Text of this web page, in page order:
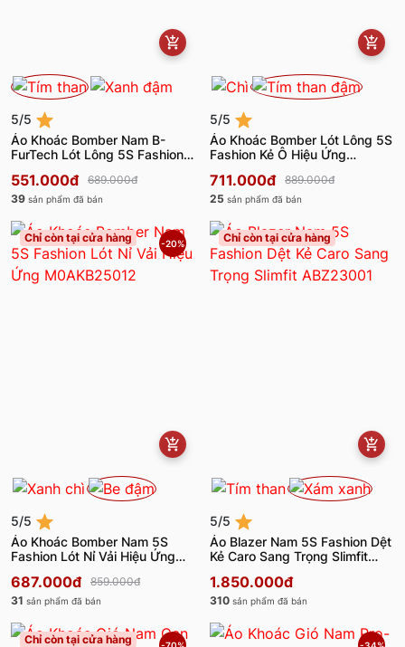
5/5
Áo Khoác Bomber Nam B-
FurTech Lót Lông 5S Fashion
551.000đ
689.000đ
39 sản phẩm đã bán
5/5
Áo Khoác Bomber Lót Lông 5S
Fashion Kẻ Ô Hiệu Ứng
711.000đ
889.000đ
25 sản phẩm đã bán
Chỉ còn tại cửa hàng -20%
5/5
Áo Khoác Bomber Nam 5S
Fashion Lót Nỉ Vải Hiệu Ứng
687.000đ
859.000đ
31 sản phẩm đã bán
Chỉ còn tại cửa hàng
5/5
Áo Blazer Nam 5S Fashion Dệt
Kẻ Caro Sang Trọng Slimfit
1.850.000đ
310 sản phẩm đã bán
Chỉ còn tại cửa hàng